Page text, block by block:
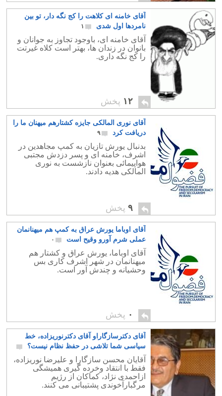
آقای خامنه ای کلاهت را کج نگه دار، تو بین
نامردها اول شدی
۱
آقای خامنه ای، باوجود تجاوز به جوانان و
بانوان در زندان ها، بهتر است کلاه غیرتت
را کج نگه داری.
۱۲ پخش
آقای نوری المالکی جایزه کشتارهم میهنان ما را
دریافت کرد
۹
بدنبال یورش تازیان به کمپ مجاهدین در
اشرف، خامنه ای و پسر دزدش مجتبی
هواپیمائی بعنوان نازشست به نوری
المالکی هدیه دادند.
۹ پخش
آقای اوباما یورش عراق به کمپ هم میهنانمان
عملی شرم آورو وقیح است
۰
آقای اوباما، یورش عراق و کشتار هم
میهنانمان در شهر اشرف کاری بس
وحشیانه و چندش آور است.
۰ پخش
آقای دکترسازگاراو آقای دکترنوریزاده، خط
سیاسی شما تلاشی در حفظ نظام نیست؟
۱۷آقایان محسن سازگارا و علیرضا نوریزاده،
فقط با انتقاد وخرده گیری همیشگی
ازاحمدی نژاد، کماکان از رژیم
مرگبارآخوندی پشتیبانی می کنند.